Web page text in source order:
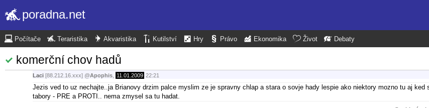
poradna.net
Počítače Teraristika Akvaristika Kutilství Hry Právo Ekonomika Život Debaty
komerční chov hadů
Laci [88.212.16.xxx] @Apophis 11.01.2009 22:21
Jezis ved to uz nechajte..ja Brianovy drzim palce myslim ze je spravny chlap a stara o sovje hady lespie ako niektory mozno tu aj ked
tabory - PRE a PROTI.. nema zmysel sa tu hadat.